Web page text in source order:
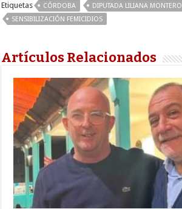
Etiquetas CÓRDOBA DIPUTADA LILIANA MONTERO
SENSIBILIZACIÓN FEMICIDIOS
Artículos Relacionados